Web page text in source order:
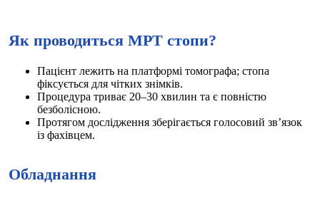
Як проводиться МРТ стопи?
Пацієнт лежить на платформі томографа; стопа
фіксується для чітких знімків.
Процедура триває 20–30 хвилин та є повністю
безболісною.
Протягом дослідження зберігається голосовий зв’язок
із фахівцем.
Обладнання